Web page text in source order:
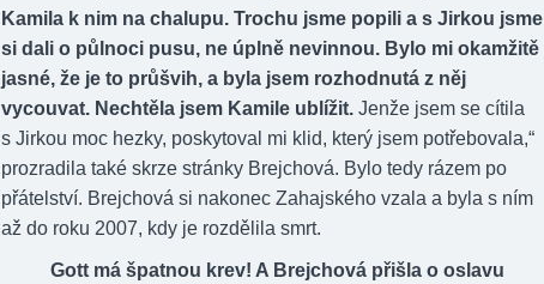
Kamila k nim na chalupu. Trochu jsme popili a s Jirkou jsme
si dali o půlnoci pusu, ne úplně nevinnou. Bylo mi okamžitě
jasné, že je to průšvih, a byla jsem rozhodnutá z něj
vycouvat. Nechtěla jsem Kamile ublížit. Jenže jsem se cítila
s Jirkou moc hezky, poskytoval mi klid, který jsem potřebovala,“
prozradila také skrze stránky Brejchová. Bylo tedy rázem po
přátelství. Brejchová si nakonec Zahajského vzala a byla s ním
až do roku 2007, kdy je rozdělila smrt.
Gott má špatnou krev! A Brejchová přišla o oslavu